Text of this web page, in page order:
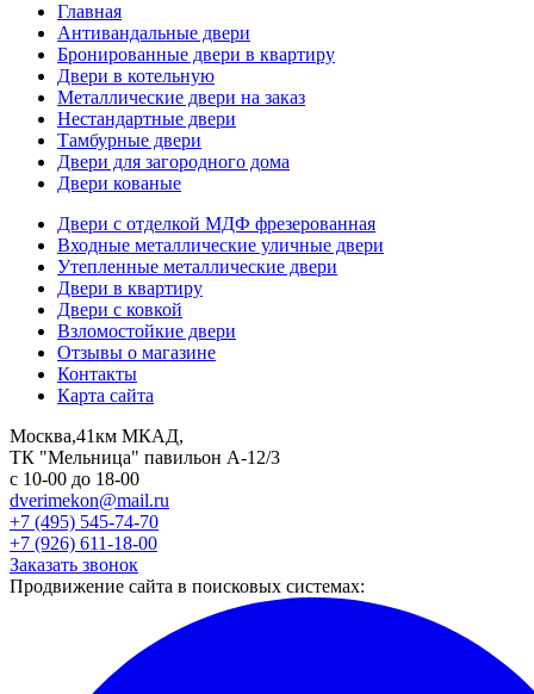
Главная
Антивандальные двери
Бронированные двери в квартиру
Двери в котельную
Металлические двери на заказ
Нестандартные двери
Тамбурные двери
Двери для загородного дома
Двери кованые
Двери с отделкой МДФ фрезерованная
Входные металлические уличные двери
Утепленные металлические двери
Двери в квартиру
Двери с ковкой
Взломостойкие двери
Отзывы о магазине
Контакты
Карта сайта
Москва,41км МКАД,
ТК "Мельница" павильон А-12/3
с 10-00 до 18-00
dverimekon@mail.ru
+7 (495) 545-74-70
+7 (926) 611-18-00
Заказать звонок
Продвижение сайта в поисковых системах: